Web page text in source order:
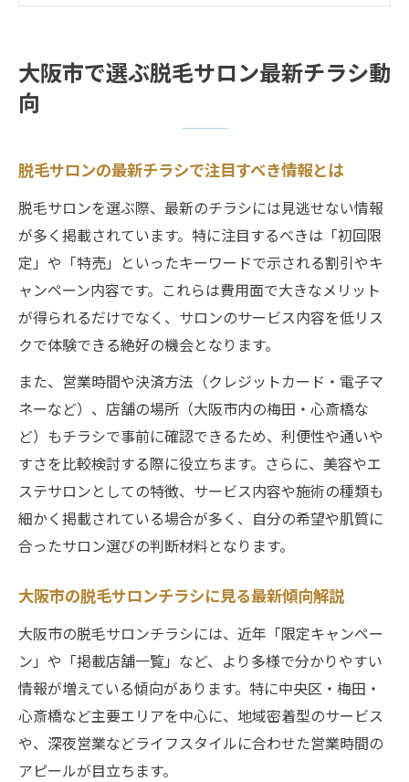
脱毛サロンのチラシ情報を活用する選び方
とめ
脱毛サロンのチラシを見極める賢い方法
脱毛サロンのチラシで見るべきポイントを
解説
信頼できる脱毛サロンをチラシから見抜く
基準
脱毛サロン選びで賢くチラシを活用する秘
訣
大阪市の脱毛サロンチラシで損しない情報
収集法
脱毛サロンの本音がわかるチラシチェック
方法
お得な脱毛サロン情報をチラシから徹底比較
脱毛サロンのチラシ情報で料金を徹底比較
大阪市の脱毛サロンでお得なキャンペーン
探し方
脱毛サロンのサービス内容がわかるチラシ
比較術
チラシで見つける脱毛サロンの割引情報活
用法
大阪市で選ぶ脱毛サロン最新チラシ動
向
脱毛サロンの最新チラシで注目すべき情報とは
脱毛サロンを選ぶ際、最新のチラシには見逃せない情報
が多く掲載されています。特に注目するべきは「初回限
定」や「特売」といったキーワードで示される割引やキ
ャンペーン内容です。これらは費用面で大きなメリット
が得られるだけでなく、サロンのサービス内容を低リス
クで体験できる絶好の機会となります。
また、営業時間や決済方法（クレジットカード・電子マ
ネーなど）、店舗の場所（大阪市内の梅田・心斎橋な
ど）もチラシで事前に確認できるため、利便性や通いや
すさを比較検討する際に役立ちます。さらに、美容やエ
ステサロンとしての特徴、サービス内容や施術の種類も
細かく掲載されている場合が多く、自分の希望や肌質に
合ったサロン選びの判断材料となります。
大阪市の脱毛サロンチラシに見る最新傾向解説
大阪市の脱毛サロンチラシには、近年「限定キャンペー
ン」や「掲載店舗一覧」など、より多様で分かりやすい
情報が増えている傾向があります。特に中央区・梅田・
心斎橋など主要エリアを中心に、地域密着型のサービス
や、深夜営業などライフスタイルに合わせた営業時間の
アピールが目立ちます。